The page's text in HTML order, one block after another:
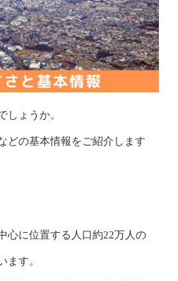
しょうか。
どの基本情報をご紹介します
心に位置する人口約22万人の
ます。